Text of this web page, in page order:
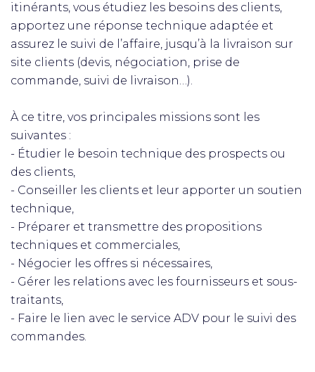
itinérants, vous étudiez les besoins des clients,
apportez une réponse technique adaptée et
assurez le suivi de l’affaire, jusqu’à la livraison sur
site clients (devis, négociation, prise de
commande, suivi de livraison…).
À ce titre, vos principales missions sont les
suivantes :
- Étudier le besoin technique des prospects ou
des clients,
- Conseiller les clients et leur apporter un soutien
technique,
- Préparer et transmettre des propositions
techniques et commerciales,
- Négocier les offres si nécessaires,
- Gérer les relations avec les fournisseurs et sous-
traitants,
- Faire le lien avec le service ADV pour le suivi des
commandes.